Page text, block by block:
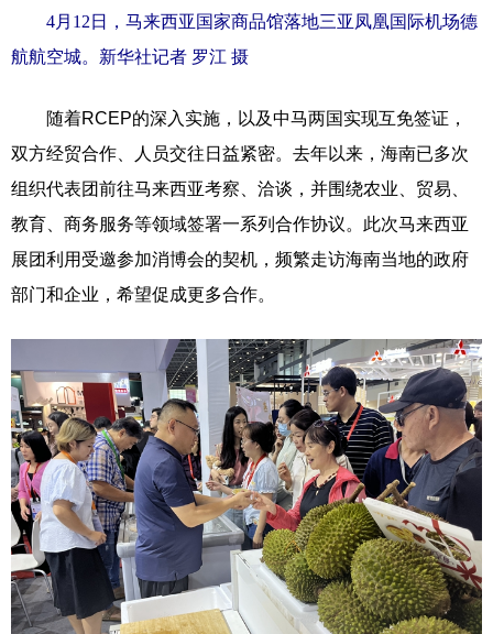
4月12日，马来西亚国家商品馆落地三亚凤凰国际机场德
航航空城。新华社记者 罗江 摄
随着RCEP的深入实施，以及中马两国实现互免签证，
双方经贸合作、人员交往日益紧密。去年以来，海南已多次
组织代表团前往马来西亚考察、洽谈，并围绕农业、贸易、
教育、商务服务等领域签署一系列合作协议。此次马来西亚
展团利用受邀参加消博会的契机，频繁走访海南当地的政府
部门和企业，希望促成更多合作。